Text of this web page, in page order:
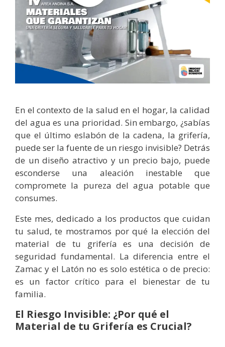
En el contexto de la salud en el hogar, la calidad
del agua es una prioridad. Sin embargo, ¿sabías
que el último eslabón de la cadena, la grifería,
puede ser la fuente de un riesgo invisible? Detrás
de un diseño atractivo y un precio bajo, puede
esconderse una aleación inestable que
compromete la pureza del agua potable que
consumes.
Este mes, dedicado a los productos que cuidan
tu salud, te mostramos por qué la elección del
material de tu grifería es una decisión de
seguridad fundamental. La diferencia entre el
Zamac y el Latón no es solo estética o de precio:
es un factor crítico para el bienestar de tu
familia.
El Riesgo Invisible: ¿Por qué el
Material de tu Grifería es Crucial?